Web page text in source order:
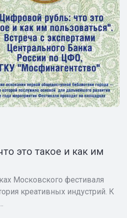
это такое и как им
Московского фестиваля
креативных индустрий. К